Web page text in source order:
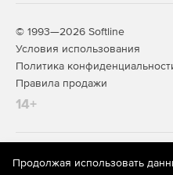
© 1993—2026 Softline
Условия использования
Политика
Правила продажи
14+
На информационном ресурсе
рекомендательные технологии
Продолжая использовать